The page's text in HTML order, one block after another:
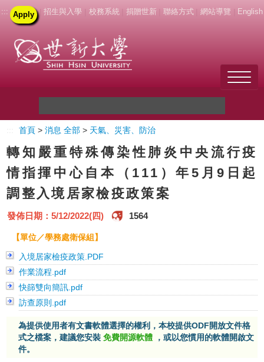
::: Apply | 招生與入學 校務系統 捐贈世新 聯絡方式 網站導覽 English
關於世新
未來學生
新生
在校生
教職員
校友
媒體
首頁 >消息 全部 > 天氣、災害、防治
轉知嚴重特殊傳染性肺炎中央流行疫
情指揮中心自本（111）年5月9日起
調整入境居家檢疫政策案
發佈日期：5/12/2022(四) 1564
【單位／學務處衛保組】
入境居家檢疫政策.PDF
作業流程.pdf
快篩雙向簡訊.pdf
訪查原則.pdf
為提供使用者有文書軟體選擇的權利，本校提供ODF開放文件格
式之檔案，建議您安裝免費開源軟體 ，或以您慣用的軟體開啟文
件。